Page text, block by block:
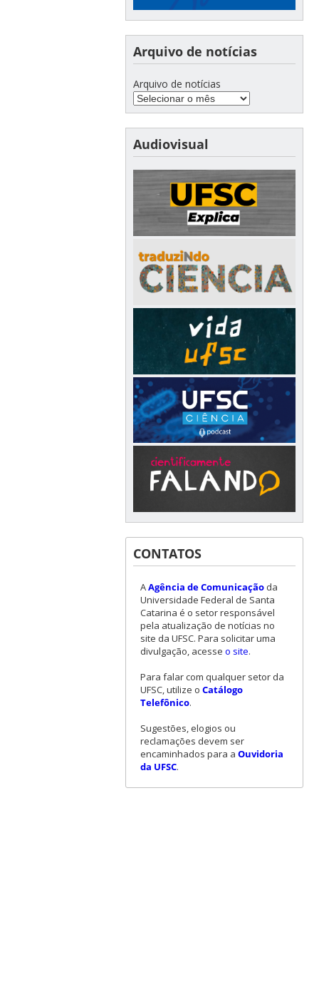
Arquivo de notícias
Arquivo de notícias
Audiovisual
CONTATOS
AAgência de Comunicaçãoda
Universidade Federal de Santa
Catarina é o setor responsável
pela atualização de notícias no
site da UFSC. Para solicitar uma
divulgação, acesse o site.
Para falar com qualquer setor da
UFSC, utilize o Catálogo
Telefônico.
Sugestões, elogios ou
reclamações devem ser
encaminhados para a Ouvidoria
da UFSC.